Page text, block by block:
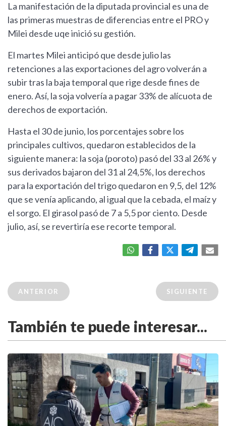
La manifestación de la diputada provincial es una de
las primeras muestras de diferencias entre el PRO y
Milei desde uqe inició su gestión.
El martes Milei anticipó que desde julio las
retenciones a las exportaciones del agro volverán a
subir tras la baja temporal que rige desde fines de
enero. Así, la soja volvería a pagar 33% de alícuota de
derechos de exportación.
Hasta el 30 de junio, los porcentajes sobre los
principales cultivos, quedaron establecidos de la
siguiente manera: la soja (poroto) pasó del 33 al 26% y
sus derivados bajaron del 31 al 24,5%, los derechos
para la exportación del trigo quedaron en 9,5, del 12%
que se venía aplicando, al igual que la cebada, el maíz y
el sorgo. El girasol pasó de 7 a 5,5 por ciento. Desde
julio, así, se revertiría ese recorte temporal.
ANTERIOR SIGUIENTE
También te puede interesar...